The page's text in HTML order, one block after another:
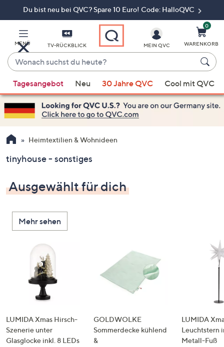
Du bist neu bei QVC? Spare 10 Euro! Code: HalloQVC
MENÜ TV-RÜCKBLICK
Wonach
suchst
du
heute?
Vorschläge
verfügbar
sind,
verwenden
Sie
Pfeiltasten
oben
und
nach
unten
oder
wischen
Touch-
Geräten
links
bzw.
rechts,
MEIN QVC
0
WARENKORB
Tagesangebot Neu 30 Jahre QVC Cool mit QVC
Heimtextilien & Wohnideen
tinyhouse - sonstiges
Ausgewählt für dich
Mehr sehen
LUMIDA Xmas Hirsch-
Szenerie unter
Glasglocke inkl. 8 LEDs
GOLDWOLKE
Sommerdecke kühlend
&
LUMIDA
Leuchtstern
Metall-Fuß